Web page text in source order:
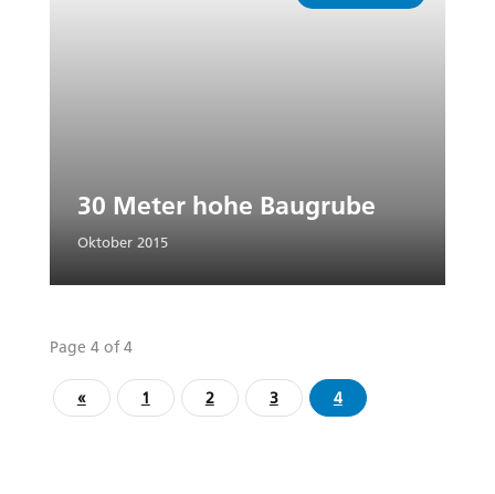
30 Meter hohe Baugrube
Oktober 2015
Page 4 of 4
« 1 2 3 4